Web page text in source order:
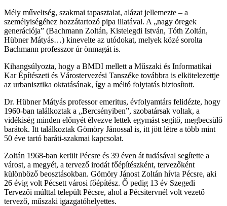
Mély műveltség, szakmai tapasztalat, alázat jellemezte – a
személyiségéhez hozzátartozó pipa illatával. A „nagy öregek
generációja” (Bachmann Zoltán, Kistelegdi István, Tóth Zoltán,
Hübner Mátyás…) kinevelte az utódokat, melyek közé sorolta
Bachmann professzor úr önmagát is.
Kihangsúlyozta, hogy a BMDI mellett a Műszaki és Informatikai
Kar Építészeti és Várostervezési Tanszéke továbbra is elkötelezettje
az urbanisztika oktatásának, így a méltó folytatás biztosított.
Dr. Hübner Mátyás professor emeritus, évfolyamtárs felidézte, hogy
1960-ban találkoztak a „Bercsényiben”, szobatársak voltak, a
vidékiség minden előnyét élvezve lettek egymást segítő, megbecsülő
barátok. Itt találkoztak Gömöry Jánossal is, itt jött létre a több mint
50 éve tartó baráti-szakmai kapcsolat.
Zoltán 1968-ban került Pécsre és 39 éven át tudásával segítette a
várost, a megyét, a tervező irodát főépítészként, tervezőként
különböző beosztásokban. Gömöry Jánost Zoltán hívta Pécsre, aki
26 évig volt Pécsett városi főépítész. Ő pedig 13 év Szegedi
Tervezői múlttal települt Pécsre, ahol a Pécsitervnél volt vezető
tervező, műszaki igazgatóhelyettes.